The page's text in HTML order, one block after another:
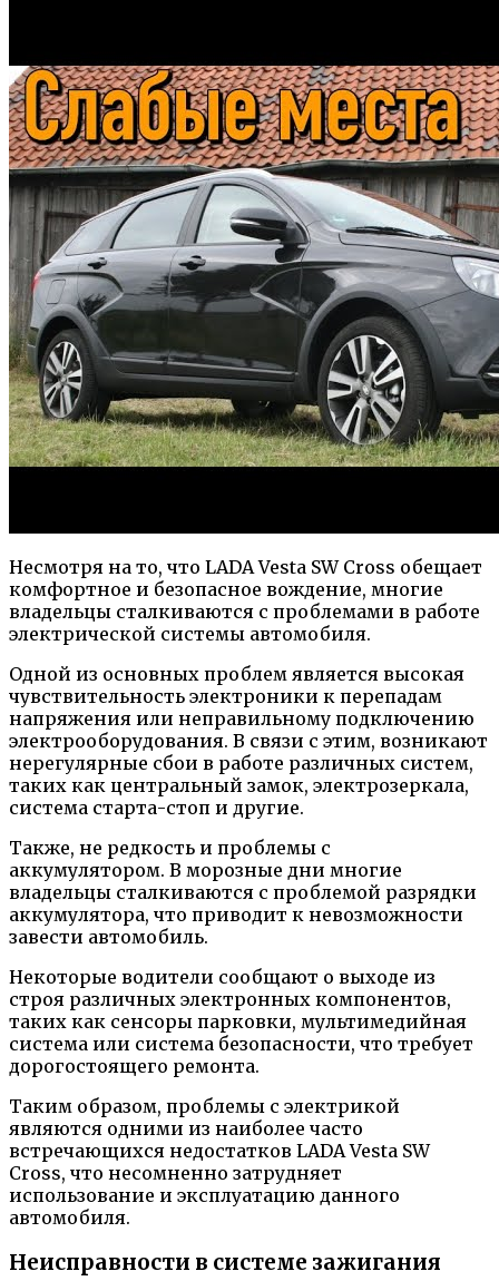
Несмотря на то, что LADA Vesta SW Cross обещает
комфортное и безопасное вождение, многие
владельцы сталкиваются с проблемами в работе
электрической системы автомобиля.
Одной из основных проблем является высокая
чувствительность электроники к перепадам
напряжения или неправильному подключению
электрооборудования. В связи с этим, возникают
нерегулярные сбои в работе различных систем,
таких как центральный замок, электрозеркала,
система старта-стоп и другие.
Также, не редкость и проблемы с
аккумулятором. В морозные дни многие
владельцы сталкиваются с проблемой разрядки
аккумулятора, что приводит к невозможности
завести автомобиль.
Некоторые водители сообщают о выходе из
строя различных электронных компонентов,
таких как сенсоры парковки, мультимедийная
система или система безопасности, что требует
дорогостоящего ремонта.
Таким образом, проблемы с электрикой
являются одними из наиболее часто
встречающихся недостатков LADA Vesta SW
Cross, что несомненно затрудняет
использование и эксплуатацию данного
автомобиля.
Неисправности в системе зажигания